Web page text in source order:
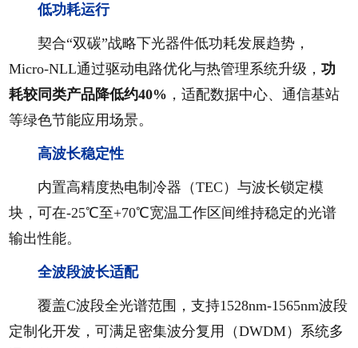
低功耗运行
契合“双碳”战略下光器件低功耗发展趋势，
Micro-NLL通过驱动电路优化与热管理系统升级，功
耗较同类产品降低约40% ，适配数据中心、通信基站
等绿色节能应用场景。
高波长稳定性
内置高精度热电制冷器（TEC）与波长锁定模
块，可在-25℃至+70℃宽温工作区间维持稳定的光谱
输出性能。
全波段波长适配
覆盖C波段全光谱范围，支持1528nm-1565nm波段
定制化开发，可满足密集波分复用（DWDM）系统多